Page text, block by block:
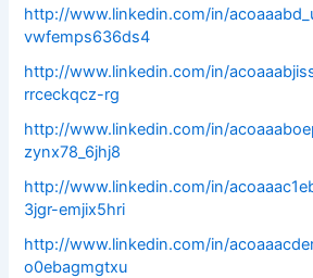
http://www.linkedin.com/in/
vwfemps636ds4
http://www.linkedin.com/in/
rrceckqcz-rg
http://www.linkedin.com/in/
zynx78_6jhj8
http://www.linkedin.com/in/
3jgr-emjix5hri
http://www.linkedin.com/in/
o0ebagmgtxu